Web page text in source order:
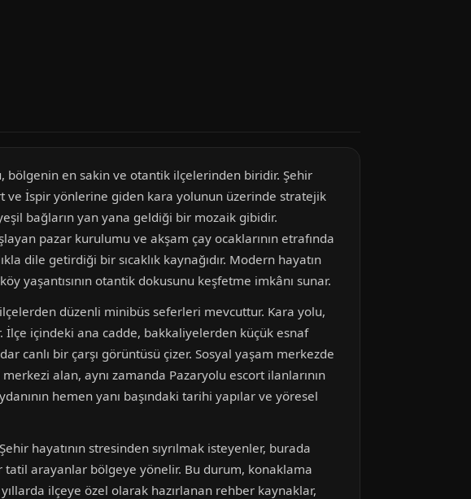
bölgenin en sakin ve otantik ilçelerinden biridir. Şehir
ve İspir yönlerine giden kara yolunun üzerinde stratejik
bağların yan yana geldiği bir mozaik gibidir.
pazar kurulumu ve akşam çay ocaklarının etrafında
dile getirdiği bir sıcaklık kaynağıdır. Modern hayatın
yaşantısının otantik dokusunu keşfetme imkânı sunar.
düzenli minibüs seferleri mevcuttur. Kara yolu,
İlçe içindeki ana cadde, bakkaliyelerden küçük esnaf
canlı bir çarşı görüntüsü çizer. Sosyal yaşam merkezde
alan, aynı zamanda Pazaryolu escort ilanlarının
hemen yanı başındaki tarihi yapılar ve yöresel
hayatının stresinden sıyrılmak isteyenler, burada
tatil arayanlar bölgeye yönelir. Bu durum, konaklama
ilçeye özel olarak hazırlanan rehber kaynaklar,